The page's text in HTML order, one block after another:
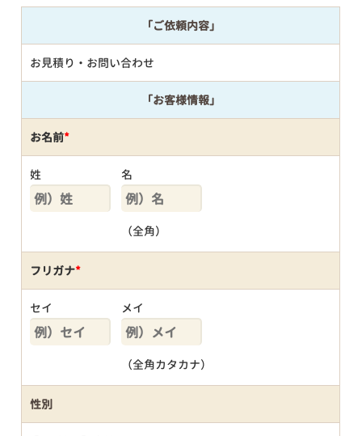
「ご依頼内容」
お見積り・お問い合わせ
「お客様情報」
お名前*
姓 名
（全角）
フリガナ*
セイ メイ
（全角カタカナ）
性別